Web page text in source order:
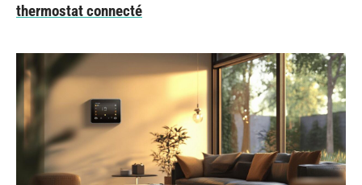
thermostat connecté